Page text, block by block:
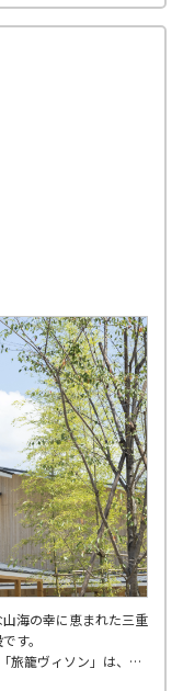
山海の幸に恵まれた三重
す。
旅籠ヴィソン」は、ス